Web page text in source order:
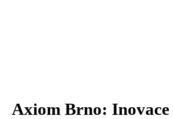
Axiom Brno: Inovace